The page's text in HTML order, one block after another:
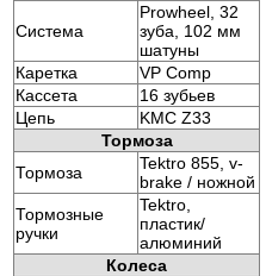
Система
Prowheel, 32
зуба, 102 мм
шатуны
Каретка
VP Comp
Кассета
16 зубьев
Цепь
KMC Z33
Тормоза
Тормоза
Tektro 855, v-
brake / ножной
Тормозные
ручки
Tektro,
пластик/
алюминий
Колеса